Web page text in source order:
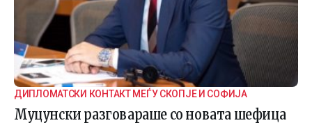
ДИПЛОМАТСКИ КОНТАКТ МЕЃУ СКОПЈЕ И СОФИЈА
Муцунски разговараше со новата шефица